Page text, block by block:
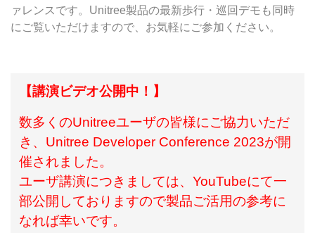
ァレンスです。Unitree製品の最新歩行・巡回デモも同時
にご覧いただけますので、お気軽にご参加ください。
【講演ビデオ公開中！】
数多くのUnitreeユーザの皆様にご協力いただ
き、Unitree Developer Conference 2023が開
催されました。
ユーザ講演につきましては、YouTubeにて一
部公開しておりますので製品ご活用の参考に
なれば幸いです。